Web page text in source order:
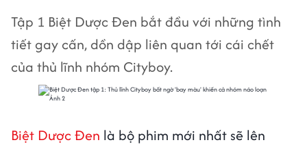
Tập 1 Biệt Dược Đen bắt đầu với những tình
tiết gay cấn, dồn dập liên quan tới cái chết
của thủ lĩnh nhóm Cityboy.
Biệt Dược Đen là bộ phim mới nhất sẽ lên